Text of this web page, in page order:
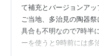
て補充とバージョンア
ご当地、多治見の陶器
具合も不明なので7時半
ーを使うと9時前には多